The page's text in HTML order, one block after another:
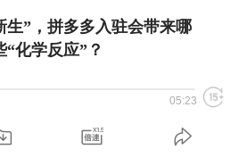
生”，拼多多入驻会带来哪
“化学反应”？
05:23